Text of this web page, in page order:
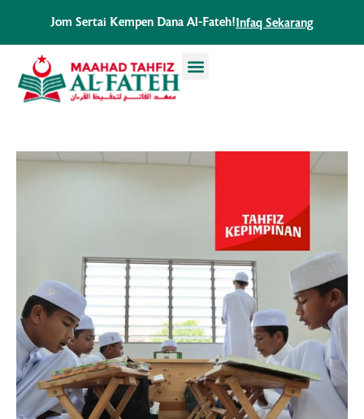
content
Jom Sertai Kempen Dana Al-Fateh!Infaq Sekarang